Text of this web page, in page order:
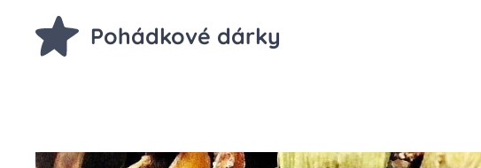
Pohádkové dárky